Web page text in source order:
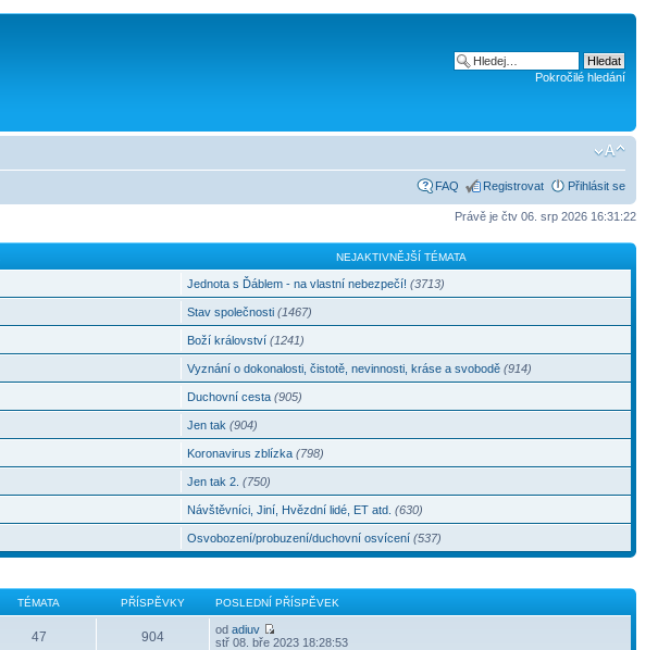
Pokročilé hledání
FAQ Registrovat Přihlásit se
Právě je čtv 06. srp 2026 16:31:22
NEJAKTIVNĚJŠÍ TÉMATA
Jednota s Ďáblem - na vlastní nebezpečí! (3713)
Stav společnosti (1467)
Boží království (1241)
Vyznání o dokonalosti, čistotě, nevinnosti, kráse a svobodě (914)
Duchovní cesta (905)
Jen tak (904)
Koronavirus zblízka (798)
Jen tak 2. (750)
Návštěvníci, Jiní, Hvězdní lidé, ET atd. (630)
Osvobození/probuzení/duchovní osvícení (537)
TÉMATA PŘÍSPĚVKY POSLEDNÍ PŘÍSPĚVEK
47 904 odadiuv
stř 08. bře 2023 18:28:53